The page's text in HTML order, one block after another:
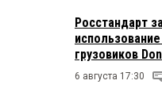
Росстандарт
грузовиков
6 августа 17:30